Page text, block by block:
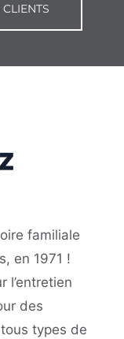
familiale
en 1971 !
l’entretien
des
types de